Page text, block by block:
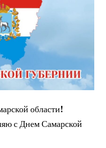
области!
с Днем Самарской